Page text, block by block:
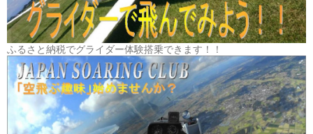
ふるさと納税でグライダー体験搭乗できます！！